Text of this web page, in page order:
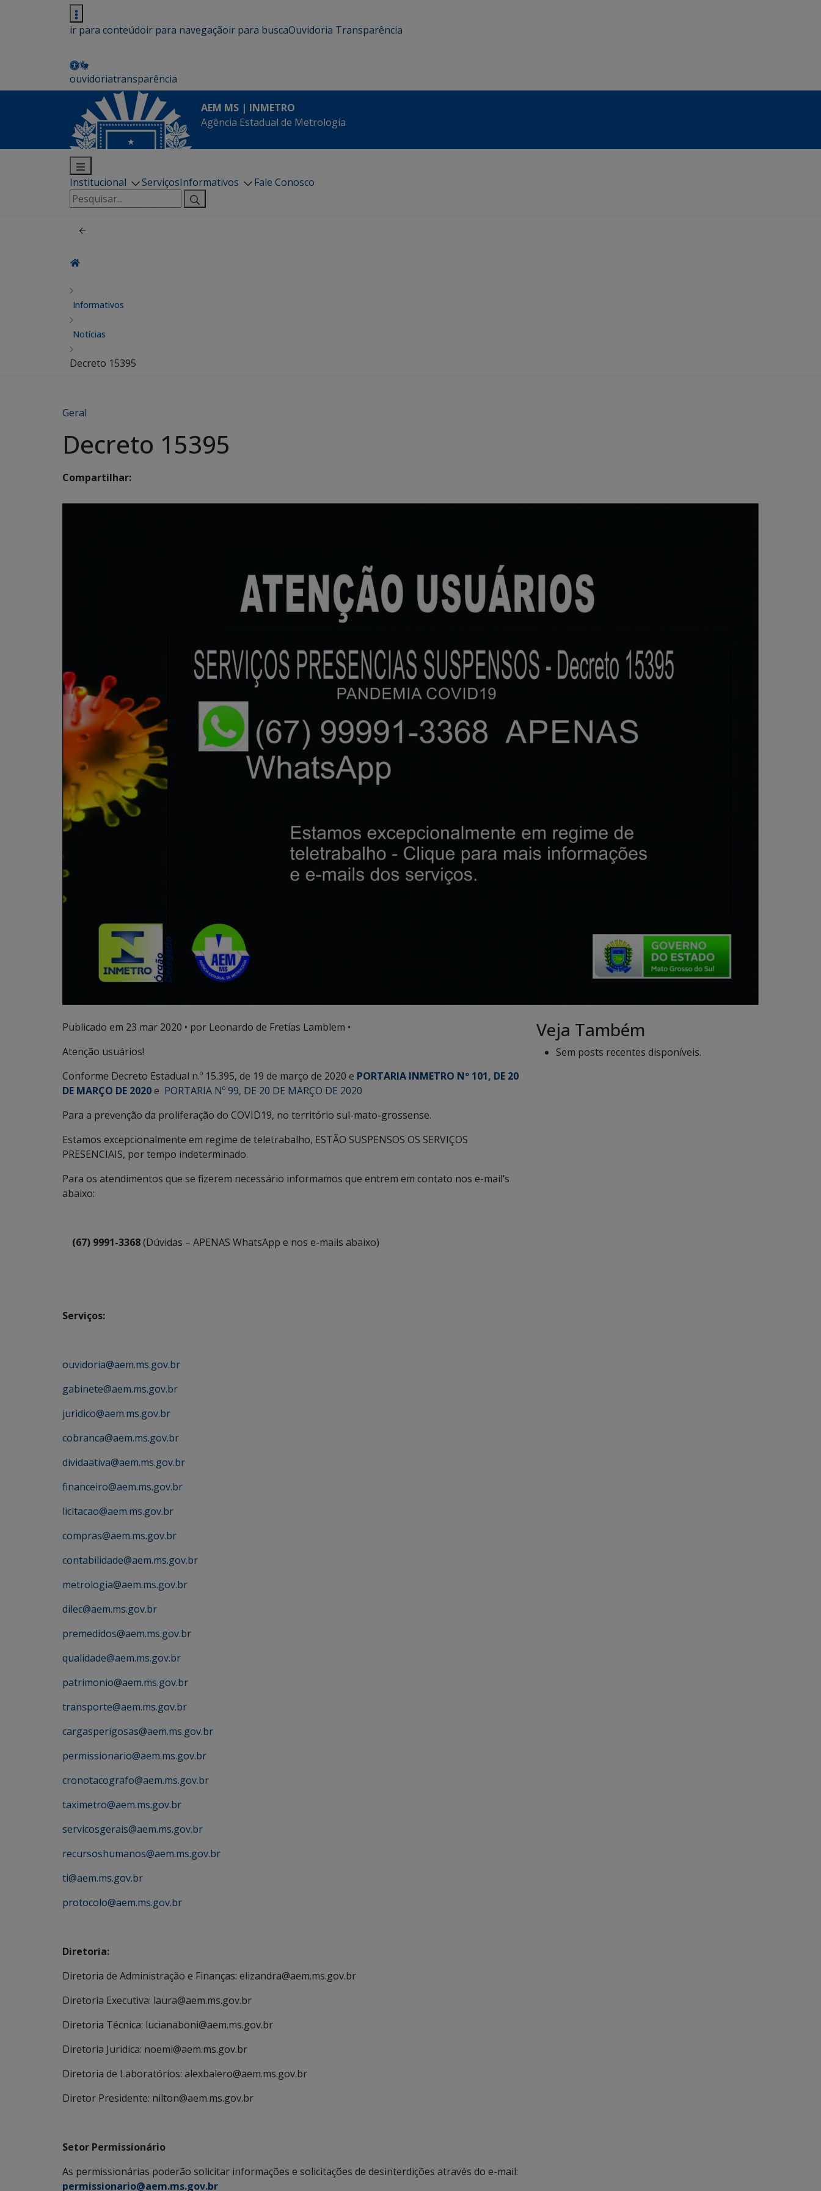
ir para conteúdoir para navegaçãoir para buscaOuvidoria Transparência
ouvidoriatransparência
AEM MS | INMETRO
Agência Estadual de Metrologia
Institucional ServiçosInformativos
Fale Conosco
Pesquisar
por:
Informativos
Notícias
Decreto 15395
Geral
Decreto 15395
Compartilhar:
Publicado em 23 mar 2020 • por Leonardo de Fretias Lamblem •
Atenção usuários!
Conforme Decreto Estadual n.º 15.395, de 19 de março de 2020 e PORTARIA INMETRO Nº 101, DE 20
DE MARÇO DE 2020e PORTARIA Nº 99, DE 20 DE MARÇO DE 2020
Para a prevenção da proliferação do COVID19, no território sul-mato-grossense.
Estamos excepcionalmente em regime de teletrabalho, ESTÃO SUSPENSOS OS SERVIÇOS
PRESENCIAIS, por tempo indeterminado.
Para os atendimentos que se fizerem necessário informamos que entrem em contato nos e-mail’s
abaixo:
(67) 9991-3368(Dúvidas – APENAS WhatsApp e nos e-mails abaixo)
Serviços:
ouvidoria@aem.ms.gov.br
gabinete@aem.ms.gov.br
juridico@aem.ms.gov.br
cobranca@aem.ms.gov.br
dividaativa@aem.ms.gov.br
financeiro@aem.ms.gov.br
licitacao@aem.ms.gov.br
compras@aem.ms.gov.br
contabilidade@aem.ms.gov.br
metrologia@aem.ms.gov.br
dilec@aem.ms.gov.br
premedidos@aem.ms.gov.br
qualidade@aem.ms.gov.br
patrimonio@aem.ms.gov.br
transporte@aem.ms.gov.br
cargasperigosas@aem.ms.gov.br
permissionario@aem.ms.gov.br
cronotacografo@aem.ms.gov.br
taximetro@aem.ms.gov.br
servicosgerais@aem.ms.gov.br
recursoshumanos@aem.ms.gov.br
ti@aem.ms.gov.br
protocolo@aem.ms.gov.br
Diretoria:
Diretoria de Administração e Finanças: elizandra@aem.ms.gov.br
Diretoria Executiva: laura@aem.ms.gov.br
Diretoria Técnica: lucianaboni@aem.ms.gov.br
Diretoria Juridica: noemi@aem.ms.gov.br
Diretoria de Laboratórios: alexbalero@aem.ms.gov.br
Diretor Presidente: nilton@aem.ms.gov.br
Setor Permissionário
As permissionárias poderão solicitar informações e solicitações de desinterdições através do e-mail:
permissionario@aem.ms.gov.br
Veja Também
Sem posts recentes disponíveis.